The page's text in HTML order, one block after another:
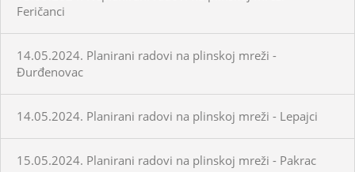
Feričanci
14.05.2024. Planirani radovi na plinskoj mreži -
Đurđenovac
14.05.2024. Planirani radovi na plinskoj mreži - Lepajci
15.05.2024. Planirani radovi na plinskoj mreži - Pakrac